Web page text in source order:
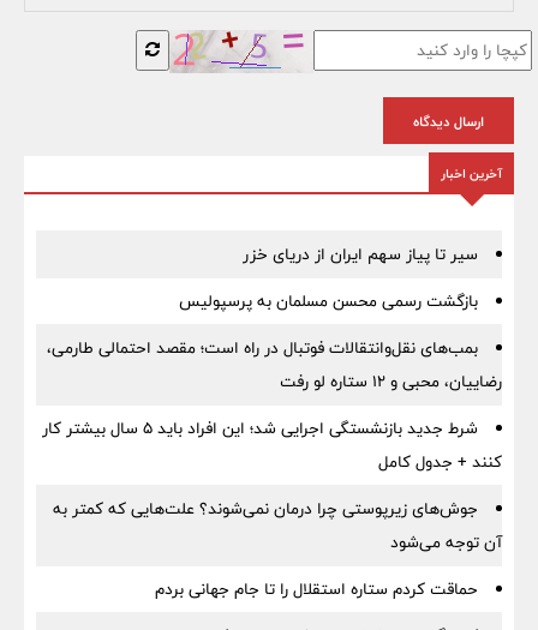
ارسال دیدگاه
آخرین اخبار
سیر تا پیاز سهم ایران از دریای خزر
بازگشت رسمی محسن مسلمان به پرسپولیس
بمب‌های نقل‌وانتقالات فوتبال در راه است؛ مقصد احتمالی طارمی،
رضاییان، محبی و ۱۲ ستاره لو رفت
شرط جدید بازنشستگی اجرایی شد؛ این افراد باید ۵ سال بیشتر کار
کنند + جدول کامل
جوش‌های زیرپوستی چرا درمان نمی‌شوند؟ علت‌هایی که کمتر به
آن توجه می‌شود
حماقت کردم ستاره استقلال را تا جام جهانی بردم